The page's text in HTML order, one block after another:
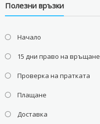
Полезни връзки
Начало
15 дни право на връщане
Проверка на пратката
Плащане
Доставка